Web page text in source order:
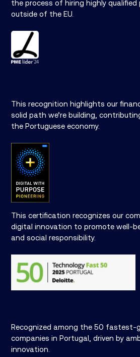
the process of hiring highly qualified
outside of the EU.
This recognition highlights our
solid path we’re building,
the Portuguese economy.
This certification recognizes our
digital innovation to promote well-
and social responsibility.
Recognized among the 50 fastest-
companies in Portugal, driven by
innovation.